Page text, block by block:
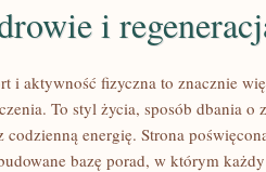
i
i aktywność fizyczna to znacznie
To styl życia, sposób dbania o
codzienną energię. Strona
bazę porad, w którym